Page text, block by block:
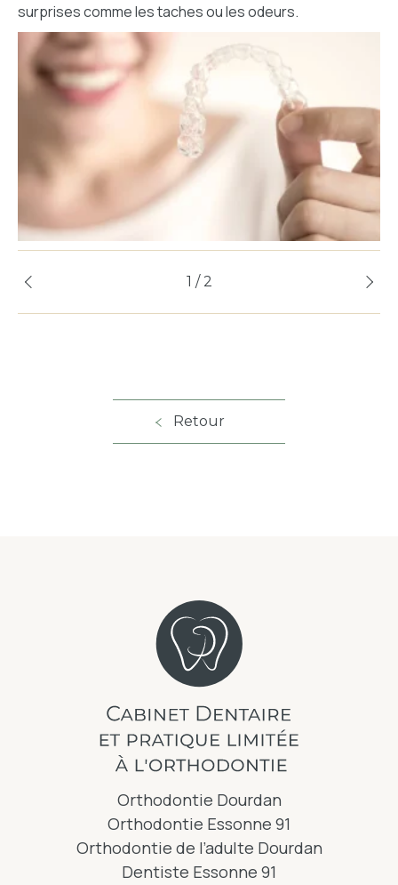
surprises comme les taches ou les odeurs.
1 / 2
Retour
Orthodontie Dourdan
Orthodontie Essonne 91
Orthodontie de l’adulte Dourdan
Dentiste Essonne 91